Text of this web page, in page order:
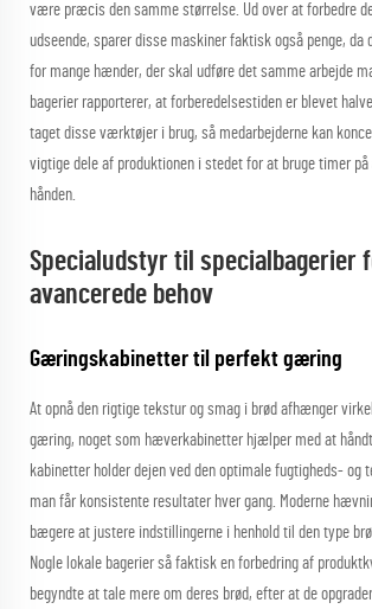
være præcis den samme størrelse. Ud over at forbedre
udseende, sparer disse maskiner faktisk også penge, da
for mange hænder, der skal udføre det samme arbejde
bagerier rapporterer, at forberedelsestiden er blevet
taget disse værktøjer i brug, så medarbejderne kan
vigtige dele af produktionen i stedet for at bruge timer på
hånden.
Specialudstyr til specialbagerier
avancerede behov
Gæringskabinetter til perfekt gæring
At opnå den rigtige tekstur og smag i brød afhænger
gæring, noget som hæverkabinetter hjælper med at
kabinetter holder dejen ved den optimale fugtigheds- og
man får konsistente resultater hver gang. Moderne
bægere at justere indstillingerne i henhold til den type
Nogle lokale bagerier så faktisk en forbedring af
begyndte at tale mere om deres brød, efter at de